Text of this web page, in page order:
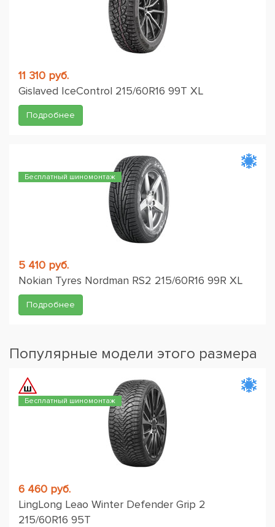
11 310 руб.
Gislaved IceControl 215/60R16 99T XL
Подробнее
Бесплатный шиномонтаж
5 410 руб.
Nokian Tyres Nordman RS2 215/60R16 99R XL
Подробнее
Популярные модели этого размера
Бесплатный шиномонтаж
6 460 руб.
LingLong Leao Winter Defender Grip 2
215/60R16 95T